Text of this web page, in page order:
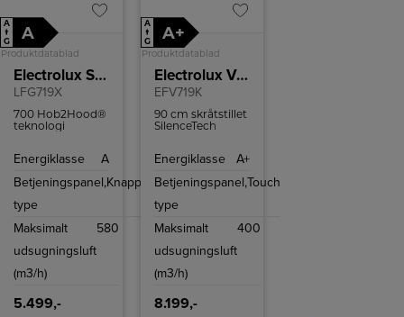
A
↑
G
A
Produktdatablad
Electrolux Skabsintegreret emhætte
LFG719X
700 Hob2Hood®
teknologi
automatisk
emhættens
Energiklasse
A
Betjeningspanel,
type
Knapper
Maksimalt
udsugningsluft
(m3/h)
580
5.499,-
A
↑
G
A+
Produktdatablad
Electrolux Væghængt emhætte
EFV719K
90 cm skråtstillet
SilenceTech
Med Hob2Hood
emhætten styres
kogeplade med
Energiklasse
A+
Betjeningspanel,
type
Touch
Maksimalt
udsugningsluft
(m3/h)
400
8.199,-